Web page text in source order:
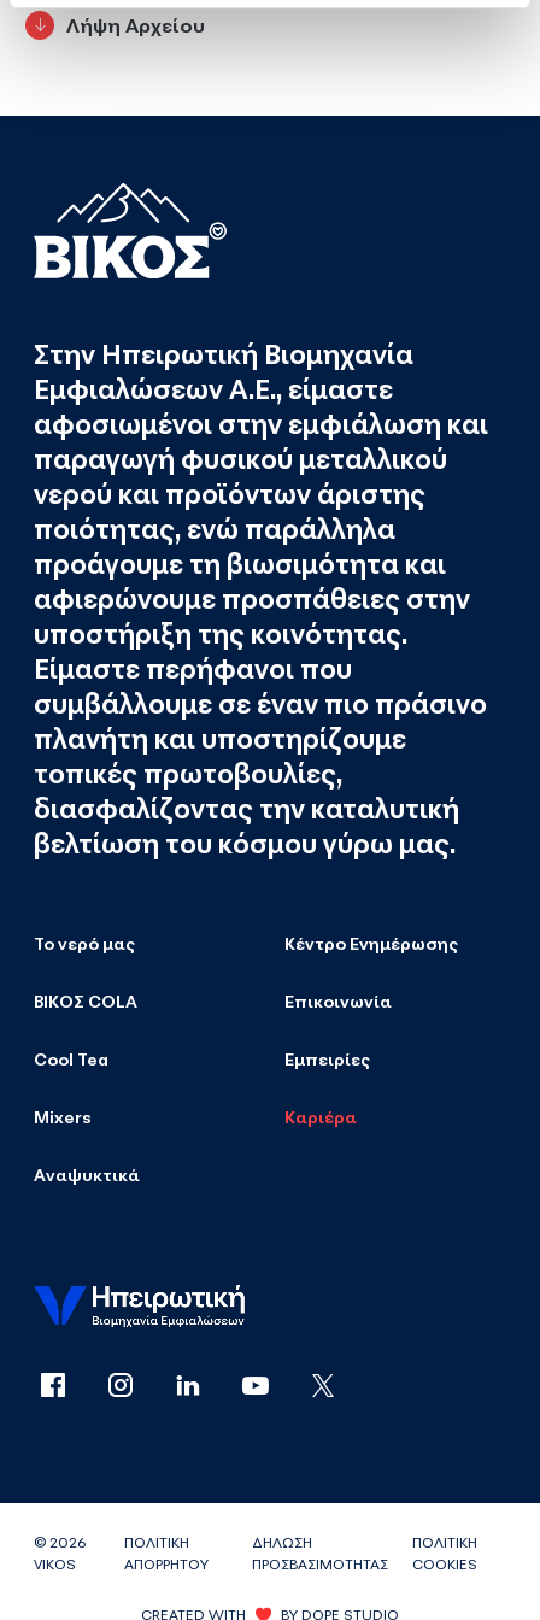
Λήψη Αρχείου
Στην Ηπειρωτική Βιομηχανία
Εμφιαλώσεων Α.Ε., είμαστε
αφοσιωμένοι στην εμφιάλωση και
παραγωγή φυσικού μεταλλικού
νερού και προϊόντων άριστης
ποιότητας, ενώ παράλληλα
προάγουμε τη βιωσιμότητα και
αφιερώνουμε προσπάθειες στην
υποστήριξη της κοινότητας.
Είμαστε περήφανοι που
συμβάλλουμε σε έναν πιο πράσινο
πλανήτη και υποστηρίζουμε
τοπικές πρωτοβουλίες,
διασφαλίζοντας την καταλυτική
βελτίωση του κόσμου γύρω μας.
Το νερό μας
ΒΙΚΟΣ COLA
Cool Tea
Mixers
Αναψυκτικά
Κέντρο Ενημέρωσης
Επικοινωνία
Εμπειρίες
Καριέρα
© 2026
VIKOS
ΠΟΛΙΤΙΚΗ
ΑΠΟΡΡΗΤΟΥ
ΔΗΛΩΣΗ
ΠΡΟΣΒΑΣΙΜΟΤΗΤΑΣ
ΠΟΛΙΤΙΚΗ
COOKIES
CREATED WITH BY DOPE STUDIO